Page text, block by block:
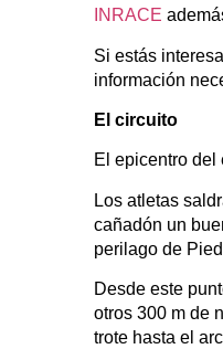
INRACE
Si estás
información
El circuito
El epicentro del
Los atletas
cañadón un
perilago de
Desde este
otros 300 m de
trote hasta el